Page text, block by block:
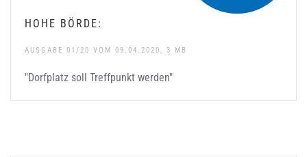
HOHE BÖRDE:
AUSGABE 01/20 VOM 09.04.2020, 3 MB
"Dorfplatz soll Treffpunkt werden"